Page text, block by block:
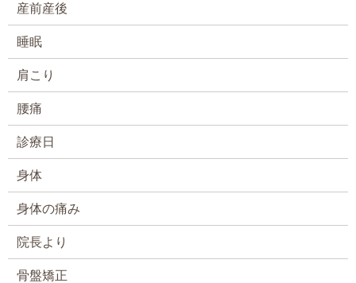
産前産後
睡眠
肩こり
腰痛
診療日
身体
身体の痛み
院長より
骨盤矯正